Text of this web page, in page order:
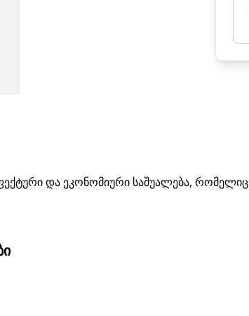
და ეკონომიური საშუალება, რომელიც